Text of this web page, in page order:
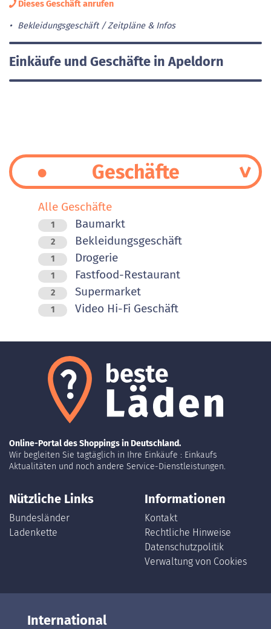
Dieses Geschäft anrufen
Bekleidungsgeschäft Zeitpläne & Infos
Einkäufe und Geschäfte in Apeldorn
Geschäfte
Alle Geschäfte
1 Baumarkt
2 Bekleidungsgeschäft
1 Drogerie
1 Fastfood-Restaurant
2 Supermarket
1 Video Hi-Fi Geschäft
Online-Portal des Shoppings in Deutschland.
Wir begleiten Sie tagtäglich in Ihre Einkäufe : Einkaufs
Aktualitäten und noch andere Service-Dienstleistungen.
Nützliche Links
Bundesländer
Ladenkette
Informationen
Kontakt
Rechtliche Hinweise
Datenschutzpolitik
Verwaltung von Cookies
International